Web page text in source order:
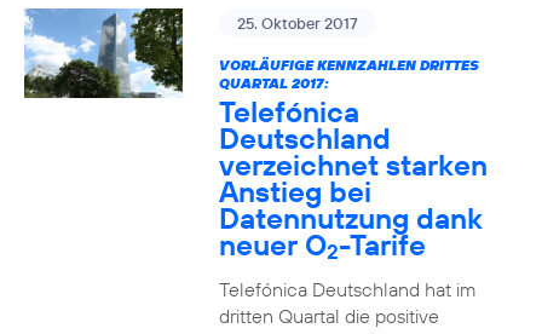
25. Oktober 2017
VORLÄUFIGE KENNZAHLEN DRITTES
QUARTAL 2017:
Telefónica
Deutschland
verzeichnet starken
Anstieg bei
Datennutzung dank
neuer O2-Tarife
Telefónica Deutschland hat im
dritten Quartal die positive